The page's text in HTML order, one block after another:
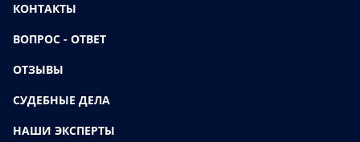
КОНТАКТЫ
ВОПРОС - ОТВЕТ
ОТЗЫВЫ
СУДЕБНЫЕ ДЕЛА
НАШИ ЭКСПЕРТЫ